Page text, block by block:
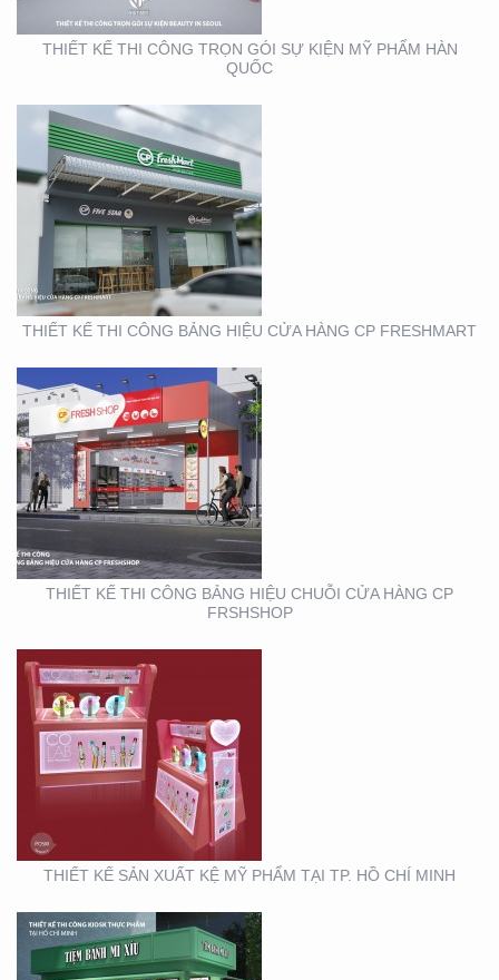
THIẾT KẾ THI CÔNG TRỌN GÓI SỰ KIỆN MỸ PHẨM HÀN
QUỐC
THIẾT KẾ THI CÔNG BẢNG HIỆU CỬA HÀNG CP FRESHMART
THIẾT KẾ THI CÔNG
BẢNG HIỆU CHUỖI CỬA
HÀNG CP FRSHSHOP
THIẾT KẾ THI CÔNG BẢNG HIỆU CHUỖI CỬA HÀNG CP
FRSHSHOP
THIẾT KẾ SẢN XUẤT KỆ
MỸ PHẨM TẠI TP. HỒ
CHÍ MINH
THIẾT KẾ SẢN XUẤT KỆ MỸ PHẨM TẠI TP. HỒ CHÍ MINH
THIẾT KẾ THI CÔNG
KIOSK THỰC PHẨM TẠI
TP. HỒ CHÍ MINH